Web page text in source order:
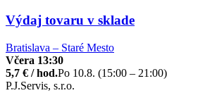
Výdaj tovaru v sklade
Bratislava – Staré Mesto
Včera 13:30
5,7 € / hod.Po 10.8. (15:00 – 21:00)
P.J.Servis, s.r.o.